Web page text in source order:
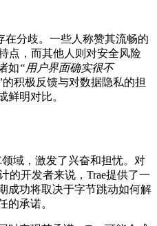
在分歧。一些人称赞其流畅的
点，而其他人则对安全风险
如“用户界面确实很不
的积极反馈与对数据隐私的担
鲜明对比。
域，激发了兴奋和担忧。对
的开发者来说，Trae提供了一
成功将取决于字节跳动如何解
的承诺。